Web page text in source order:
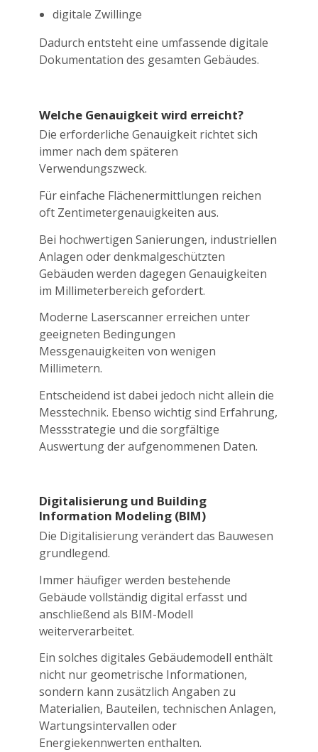
digitale Zwillinge
Dadurch entsteht eine umfassende digitale
Dokumentation des gesamten Gebäudes.
Welche Genauigkeit wird erreicht?
Die erforderliche Genauigkeit richtet sich
immer nach dem späteren
Verwendungszweck.
Für einfache Flächenermittlungen reichen
oft Zentimetergenauigkeiten aus.
Bei hochwertigen Sanierungen, industriellen
Anlagen oder denkmalgeschützten
Gebäuden werden dagegen Genauigkeiten
im Millimeterbereich gefordert.
Moderne Laserscanner erreichen unter
geeigneten Bedingungen
Messgenauigkeiten von wenigen
Millimetern.
Entscheidend ist dabei jedoch nicht allein die
Messtechnik. Ebenso wichtig sind Erfahrung,
Messstrategie und die sorgfältige
Auswertung der aufgenommenen Daten.
Digitalisierung und Building
Information Modeling (BIM)
Die Digitalisierung verändert das Bauwesen
grundlegend.
Immer häufiger werden bestehende
Gebäude vollständig digital erfasst und
anschließend als BIM-Modell
weiterverarbeitet.
Ein solches digitales Gebäudemodell enthält
nicht nur geometrische Informationen,
sondern kann zusätzlich Angaben zu
Materialien, Bauteilen, technischen Anlagen,
Wartungsintervallen oder
Energiekennwerten enthalten.